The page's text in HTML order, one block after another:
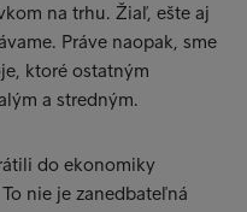
na trhu. Žiaľ, ešte aj
Práve naopak, sme
ktoré ostatným
a stredným.
do ekonomiky
nie je zanedbateľná